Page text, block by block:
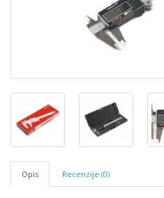
Opis Recenzije (0)